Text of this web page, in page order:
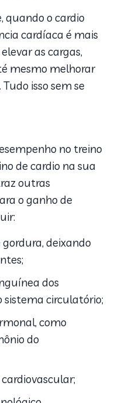
quando o cardio
cardíaca é mais
as cargas,
mesmo melhorar
isso sem se
no treino
de cardio na sua
outras
o ganho de
deixando
dos
sistema circulatório;
como
do